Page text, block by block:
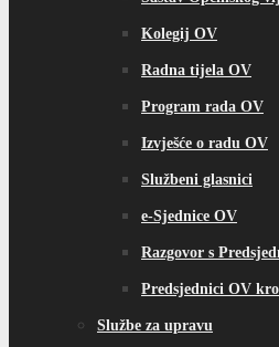
Kolegij OV
Radna tijela OV
Program rada OV
Izvješće o radu OV
Službeni glasnici
e-Sjednice OV
Razgovor s
Predsjednici OV
Službe za upravu